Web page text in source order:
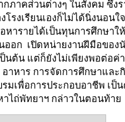
ภาคส่วนต่างๆ ในสังคม ซึ่ง
รงเรียนเองก็ไม่ได้นิ่งนอน
หารายได้เป็นทุนการศึกษาใ
อก เปิดหน่ายงานฝีมือของ
นต้น แต่ก็ยังไม่เพียงพอต่อค่
าหาร การจัดการศึกษาและ
มเพื่อการประกอบอาชีพ เป็
ไถ่พัทยาฯ กล่าวในตอนท้าย